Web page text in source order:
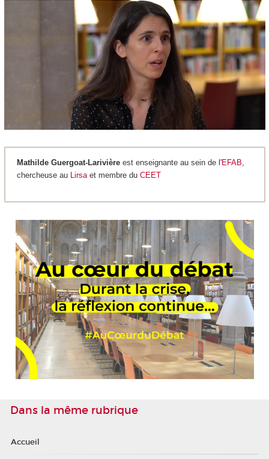
Mathilde Guergoat-Larivièreest enseignante au sein de l'EFAB
chercheuse au
Lirsaet membre du CEET
Dans la même rubrique
Accueil